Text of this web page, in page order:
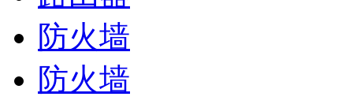
防火墙
防火墙